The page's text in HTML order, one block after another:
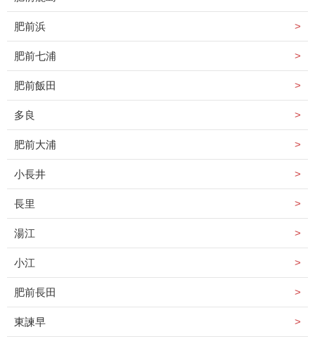
肥前浜
肥前七浦
肥前飯田
多良
肥前大浦
小長井
長里
湯江
小江
肥前長田
東諫早